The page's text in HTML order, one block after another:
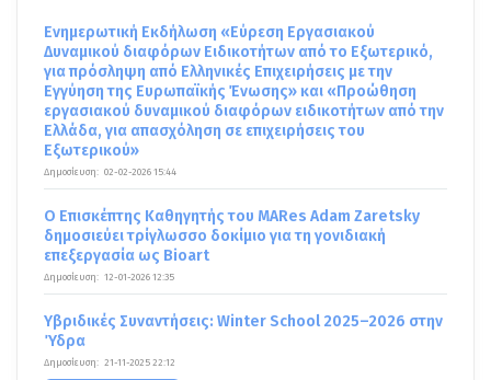
Ενημερωτική Εκδήλωση «Εύρεση Εργασιακού
Δυναμικού διαφόρων Ειδικοτήτων από το Εξωτερικό,
για πρόσληψη από Ελληνικές Επιχειρήσεις με την
Εγγύηση της Ευρωπαϊκής Ένωσης» και «Προώθηση
εργασιακού δυναμικού διαφόρων ειδικοτήτων από την
Ελλάδα, για απασχόληση σε επιχειρήσεις του
Εξωτερικού»
Δημοσίευση: 02-02-2026 15:44
Ο Επισκέπτης Καθηγητής του MARes Adam Zaretsky
δημοσιεύει τρίγλωσσο δοκίμιο για τη γονιδιακή
επεξεργασία ως Bioart
Δημοσίευση: 12-01-2026 12:35
Υβριδικές Συναντήσεις: Winter School 2025–2026 στην
Ύδρα
Δημοσίευση: 21-11-2025 22:12